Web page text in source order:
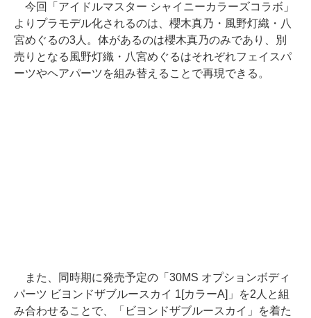
今回「アイドルマスター シャイニーカラーズコラボ」
よりプラモデル化されるのは、櫻木真乃・風野灯織・八
宮めぐるの3人。体があるのは櫻木真乃のみであり、別
売りとなる風野灯織・八宮めぐるはそれぞれフェイスパ
ーツやヘアパーツを組み替えることで再現できる。
また、同時期に発売予定の「30MS オプションボディ
パーツ ビヨンドザブルースカイ 1[カラーA]」を2人と組
み合わせることで、「ビヨンドザブルースカイ」を着た